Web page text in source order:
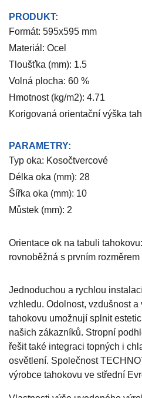
PRODUKT:
Formát: 595x595 mm
Materiál: Ocel
Tloušťka (mm): 1.5
Volná plocha: 60 %
Hmotnost (kg/m2): 4.71
Korigovaná orientační výška
PARAMETRY:
Typ oka: Kosočtvercové
Délka oka (mm): 28
Šířka oka (mm): 10
Můstek (mm): 2
Orientace ok na tabuli
rovnoběžná s prvním rozměrem
Jednoduchou a rychlou
vzhledu. Odolnost, vzdušnost a
tahokovu umožnují splnit
našich zákazníků. Stropní
řešit také integraci topných i
osvětlení. Společnost
výrobce tahokovu ve střední